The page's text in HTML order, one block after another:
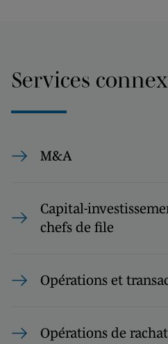
Services
M&A
Capital-
chefs de file
Opérations et
Opérations de rachat